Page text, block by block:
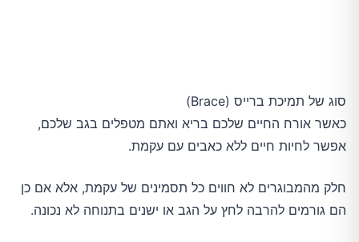
סוג של תמיכת ברייס (Brace)
כאשר אורח החיים שלכם בריא ואתם מטפלים בגב שלכם,
אפשר לחיות חיים ללא כאבים עם עקמת.
חלק מהמבוגרים לא חווים כל תסמינים של עקמת, אלא אם כן
הם גורמים להרבה לחץ על הגב או ישנים בתנוחה לא נכונה.